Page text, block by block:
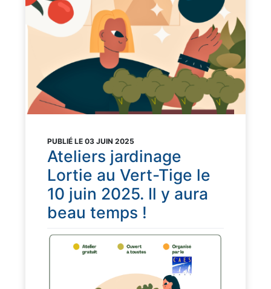
PUBLIÉ LE 03 JUIN 2025
Ateliers jardinage
Lortie au Vert-Tige le
10 juin 2025. Il y aura
beau temps !